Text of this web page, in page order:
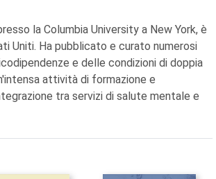
la Columbia University a New York, è
Uniti. Ha pubblicato e curato numerosi
e delle condizioni di doppia
attività di formazione e
tra servizi di salute mentale e